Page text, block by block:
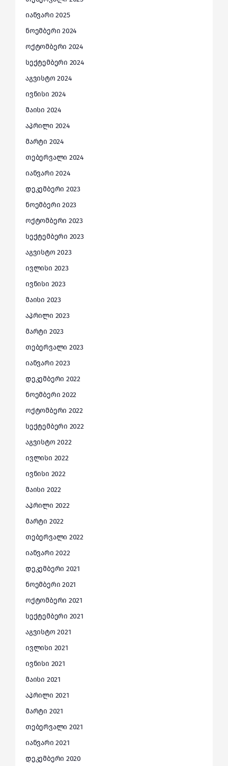
იანვარი 2025
ნოემბერი 2024
ოქტომბერი 2024
სექტემბერი 2024
აგვისტო 2024
ივნისი 2024
მაისი 2024
აპრილი 2024
მარტი 2024
თებერვალი 2024
იანვარი 2024
დეკემბერი 2023
ნოემბერი 2023
ოქტომბერი 2023
სექტემბერი 2023
აგვისტო 2023
ივლისი 2023
ივნისი 2023
მაისი 2023
აპრილი 2023
მარტი 2023
თებერვალი 2023
იანვარი 2023
დეკემბერი 2022
ნოემბერი 2022
ოქტომბერი 2022
სექტემბერი 2022
აგვისტო 2022
ივლისი 2022
ივნისი 2022
მაისი 2022
აპრილი 2022
მარტი 2022
თებერვალი 2022
იანვარი 2022
დეკემბერი 2021
ნოემბერი 2021
ოქტომბერი 2021
სექტემბერი 2021
აგვისტო 2021
ივლისი 2021
ივნისი 2021
მაისი 2021
აპრილი 2021
მარტი 2021
თებერვალი 2021
იანვარი 2021
დეკემბერი 2020